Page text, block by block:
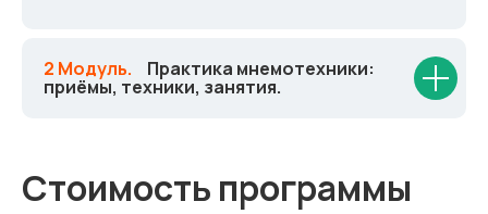
2 Модуль. Практика мнемотехники:
приёмы, техники, занятия.
Стоимость программы